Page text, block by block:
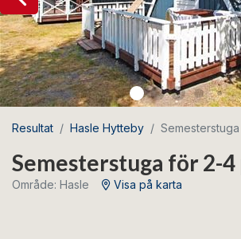
Resultat Hasle Hytteby
Semesterstuga för 2-
Område: Hasle Visa på karta